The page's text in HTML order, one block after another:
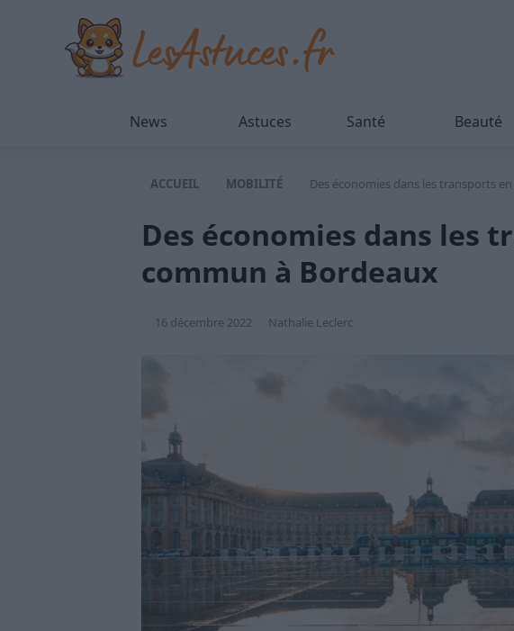
News Astuces Santé Beauté
ACCUEIL MOBILITÉ Des économies dans les transports
Des économies dans les
commun à Bordeaux
16 décembre 2022 Nathalie Leclerc